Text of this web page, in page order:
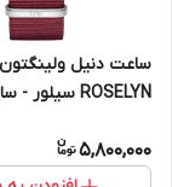
ساعت دنیل
5,800,000